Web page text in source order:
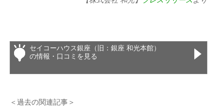
セイコーハウス銀座（旧：銀座 和光本館）
の情報・口コミを見る
＜過去の関連記事＞